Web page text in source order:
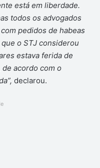
está em liberdade.
todos os advogados
pedidos de habeas
o STJ considerou
estava ferida de
de acordo com o
declarou.